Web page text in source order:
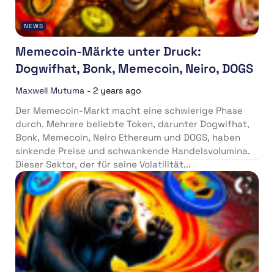
NEWS
Memecoin-Märkte unter Druck:
Dogwifhat, Bonk, Memecoin, Neiro, DOGS
Maxwell Mutuma - 2 years ago
Der Memecoin-Markt macht eine schwierige Phase
durch. Mehrere beliebte Token, darunter Dogwifhat,
Bonk, Memecoin, Neiro Ethereum und DOGS, haben
sinkende Preise und schwankende Handelsvolumina.
Dieser Sektor, der für seine Volatilität...